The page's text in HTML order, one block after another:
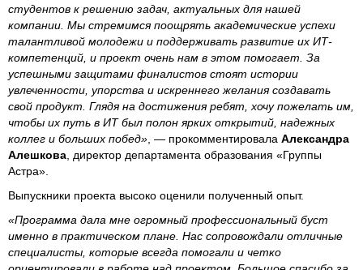
студентов к решению задач, актуальных для нашей
компании. Мы стремимся поощрять академические успехи
талантливой молодежи и поддерживать развитие их ИТ-
компетенций, и проект очень нам в этом помогает. За
успешными защитами финалистов стоят истории
увлеченности, упорства и искреннего желания создавать
свой продукт. Глядя на достижения ребят, хочу пожелать им,
чтобы их путь в ИТ был полон ярких открытий, надежных
коллег и больших побед» , — прокомментировала Александра
Алешкова , директор департамента образования «Группы
Астра».
Выпускники проекта высоко оценили полученный опыт.
«Программа дала мне огромный профессиональный буст
именно в практическом плане. Нас сопровождали отличные
специалисты, которые всегда помогали и четко